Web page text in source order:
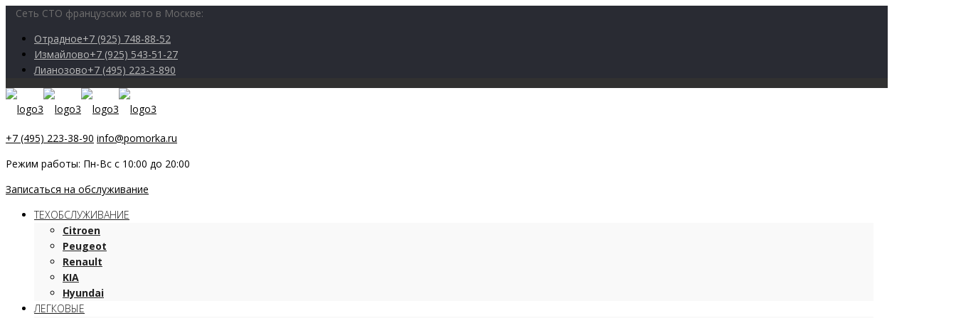
Сеть СТО французских авто в Москве:
Отрадное+7 (925) 748-88-52
Измайлово+7 (925) 543-51-27
Лианозово+7 (495) 223-3-890
+7 (495) 223-38-90 info@pomorka.ru
Режим работы: Пн-Вс с 10:00 до 20:00
Записаться на обслуживание
ТЕХОБСЛУЖИВАНИЕ
Citroen
Peugeot
Renault
KIA
Hyundai
ЛЕГКОВЫЕ